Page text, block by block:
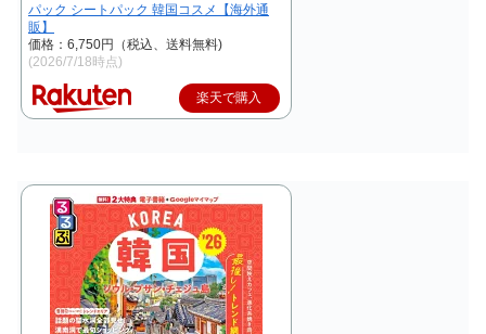
パック シートパック 韓国コスメ【海外通
販】
価格：6,750円（税込、送料無料)
(2026/7/18時点)
楽天で購入